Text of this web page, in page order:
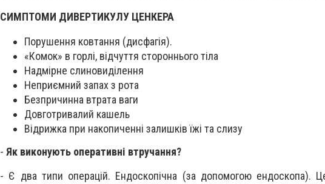
СИМПТОМИ ДИВЕРТИКУЛУ ЦЕНКЕРА
Порушення ковтання (дисфагія).
«Комок» в горлі, відчуття стороннього тіла
Надмірне слиновиділення
Неприємний запах з рота
Безпричинна втрата ваги
Довготривалий кашель
Відрижка при накопиченні залишків їжі та слизу
- Як виконують оперативні втручання?
- Є два типи операцій. Ендоскопічна (за допомогою ендоскопа).